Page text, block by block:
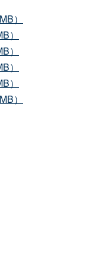
）
）
）
）
）
）